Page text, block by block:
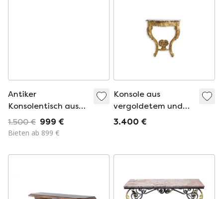
Antiker
Konsolentisch aus
Holz mit
Marmorplatte, 19.
1.500 € 999 €
Bieten ab 899 €
Konsole aus
vergoldetem und
geschnitztem Holz
3.400 €